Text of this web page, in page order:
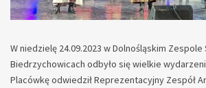
W niedzielę 24.09.2023 w Dolnośląskim Zespole
Biedrzychowicach odbyło się wielkie
Placówkę odwiedził Reprezentacyjny Zespół